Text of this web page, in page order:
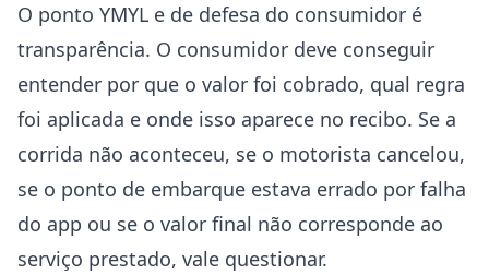
O ponto YMYL e de defesa do consumidor é
transparência. O consumidor deve conseguir
entender por que o valor foi cobrado, qual regra
foi aplicada e onde isso aparece no recibo. Se a
corrida não aconteceu, se o motorista cancelou,
se o ponto de embarque estava errado por falha
do app ou se o valor final não corresponde ao
serviço prestado, vale questionar.